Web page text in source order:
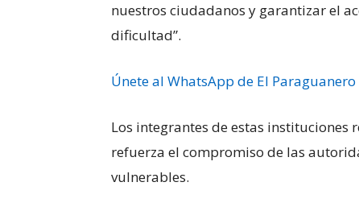
nuestros ciudadanos y garantizar el
dificultad”.
Únete al WhatsApp de El Paraguanero
Los integrantes de estas
refuerza el compromiso de las
vulnerables.